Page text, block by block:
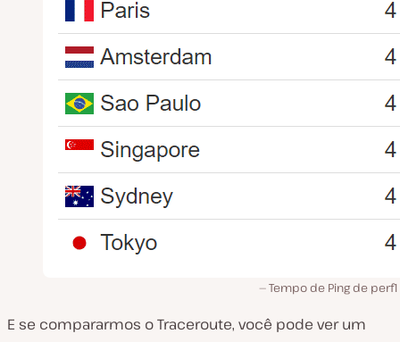
Tempo de Ping de perf1
E se compararmos o Traceroute, você pode ver um